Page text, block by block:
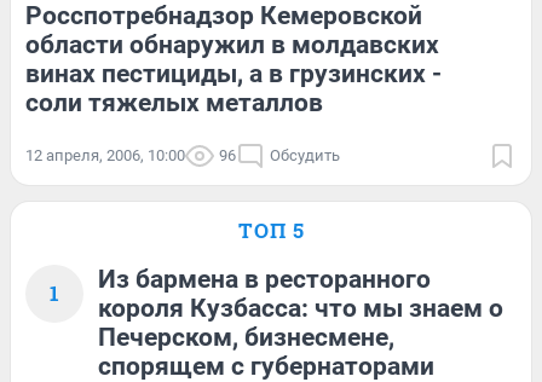
Росспотребнадзор Кемеровской
области обнаружил в молдавских
винах пестициды, а в грузинских -
соли тяжелых металлов
12 апреля, 2006, 10:00 96 Обсудить
ТОП 5
1
Из бармена в ресторанного
короля Кузбасса: что мы знаем о
Печерском, бизнесмене,
спорящем с губернаторами